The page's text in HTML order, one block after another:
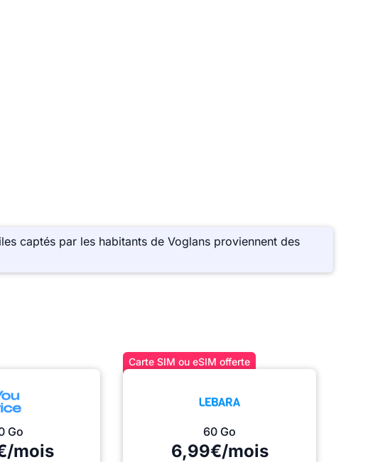
captés par les habitants de Voglans proviennent des
Go
mois
Carte SIM ou eSIM offerte
60 Go
6,99€/mois